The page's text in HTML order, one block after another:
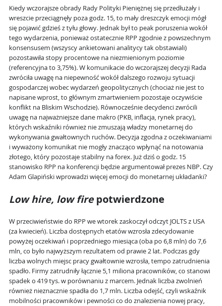
Kiedy wczorajsze obrady Rady Polityki Pieniężnej się przedłużały i
wreszcie przeciągnęły poza godz. 15, to mały dreszczyk emocji mógł
się pojawić gdzieś z tyłu głowy. Jednak był to peak poruszenia wokół
tego wydarzenia, ponieważ ostatecznie RPP zgodnie z powszechnym
konsensusem (wszyscy ankietowani analitycy tak obstawiali)
pozostawiła stopy procentowe na niezmienionym poziomie
(referencyjna to 3,75%). W komunikacie do wczorajszej decyzji Rada
zwróciła uwagę na niepewność wokół dalszego rozwoju sytuacji
gospodarczej wobec wydarzeń geopolitycznych (chociaż nie jest to
napisane wprost, to głównym zmartwieniem pozostaje oczywiście
konflikt na Bliskim Wschodzie). Równocześnie decydenci zwrócili
uwagę na najważniejsze dane makro (PKB, inflacja, rynek pracy),
których wskaźniki również nie zmuszają władzy monetarnej do
wykonywania gwałtownych ruchów. Decyzja zgodna z oczekiwaniami
i wyważony komunikat nie mogły znacząco wpłynąć na notowania
złotego, który pozostaje stabilny na forex. Już dziś o godz. 15
stanowisko RPP na konferencji będzie argumentował prezes NBP. Czy
Adam Glapiński wprowadzi więcej emocji do monetarnej układanki?
Low hire, low firepotwierdzone
W przeciwieństwie do RPP we wtorek zaskoczył odczyt JOLTS z USA
(za kwiecień). Liczba dostępnych etatów wzrosła zdecydowanie
powyżej oczekiwań i poprzedniego miesiąca (oba po 6,8 mln) do 7,6
mln, co było najwyższym rezultatem od prawie 2 lat. Podczas gdy
liczba wolnych miejsc pracy gwałtownie wzrosła, tempo zatrudnienia
spadło. Firmy zatrudniły łącznie 5,1 miliona pracowników, co stanowi
spadek o 419 tys. w porównaniu z marcem. Jednak liczba zwolnień
również nieznacznie spadła do 1,7 mln. Liczba odejść, czyli wskaźnik
mobilności pracowników i pewności co do znalezienia nowej pracy,